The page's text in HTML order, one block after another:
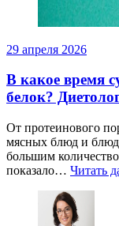
29 апреля 2026
В какое время
белок?
От протеинового
мясных блюд и
большим
показало… Читать